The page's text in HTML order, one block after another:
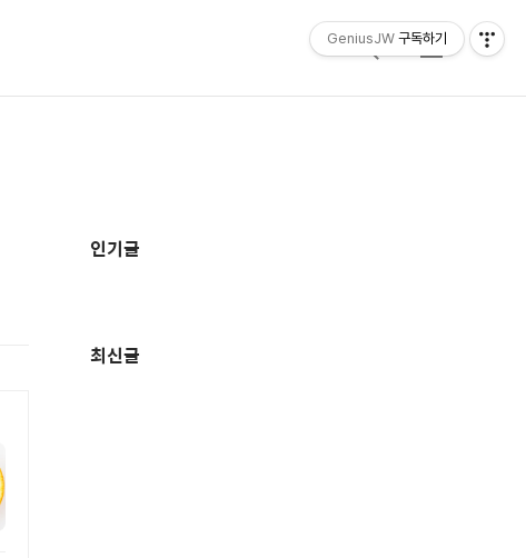
검
메
가
인기글
최신글
GeniusJW 구독하기